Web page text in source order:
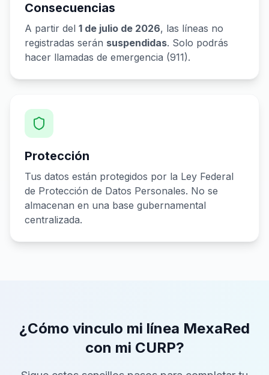
Consecuencias
A partir del 1 de julio de 2026, las líneas no
registradas serán suspendidas. Solo podrás
hacer llamadas de emergencia (911).
Protección
Tus datos están protegidos por la Ley Federal
de Protección de Datos Personales. No se
almacenan en una base gubernamental
centralizada.
¿Cómo vinculo mi línea MexaRed
con mi CURP?